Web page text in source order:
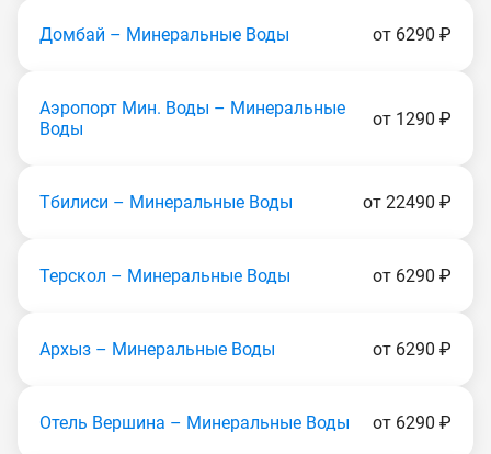
Домбай – Минеральные Воды от 6290 ₽
Аэропорт Мин. Воды – Минеральные
Воды
от 1290 ₽
Тбилиси – Минеральные Воды от 22490 ₽
Терскол – Минеральные Воды от 6290 ₽
Архыз – Минеральные Воды от 6290 ₽
Отель Вершина – Минеральные Воды от 6290 ₽